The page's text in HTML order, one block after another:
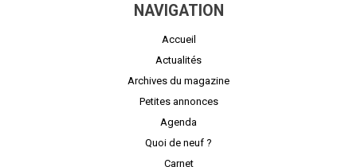
NAVIGATION
Accueil
Actualités
Archives du magazine
Petites annonces
Agenda
Quoi de neuf ?
Carnet